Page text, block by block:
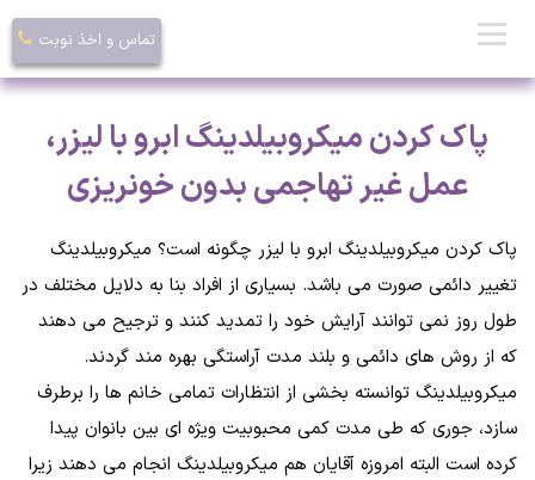
تماس و اخذ نوبت
پاک کردن میکروبیلدینگ ابرو با لیزر،
عمل غیر تهاجمی بدون خونریزی
پاک کردن میکروبیلدینگ ابرو با لیزر چگونه است؟ میکروبیلدینگ
تغییر دائمی صورت می باشد. بسیاری از افراد بنا به دلایل مختلف در
طول روز نمی توانند آرایش خود را تمدید کنند و ترجیح می دهند
که از روش های دائمی و بلند مدت آراستگی بهره مند گردند.
میکروبیلدینگ توانسته بخشی از انتظارات تمامی خانم ها را برطرف
سازد، جوری که طی مدت کمی محبوبیت ویژه ای بین بانوان پیدا
کرده است البته امروزه آقایان هم میکروبیلدینگ انجام می دهند زیرا